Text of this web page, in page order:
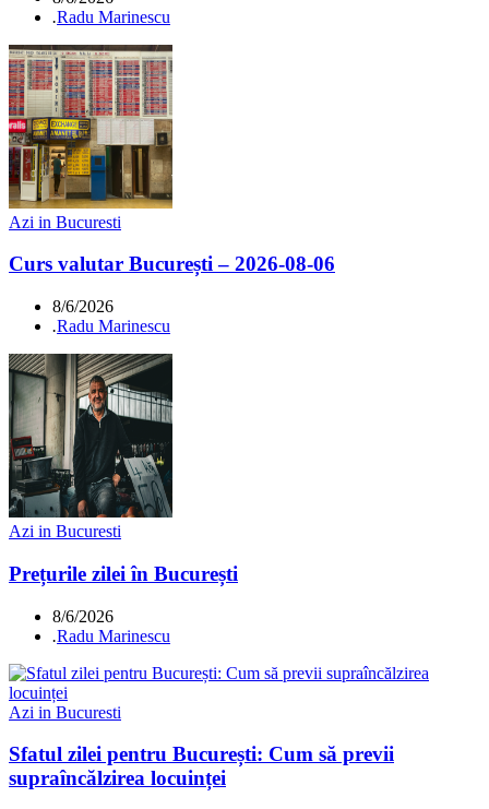
.Radu Marinescu
Azi in Bucuresti
Curs valutar București – 2026-08-06
8/6/2026
.Radu Marinescu
Azi in Bucuresti
Prețurile zilei în București
8/6/2026
.Radu Marinescu
Azi in Bucuresti
Sfatul zilei pentru București: Cum să previi
supraîncălzirea locuinței